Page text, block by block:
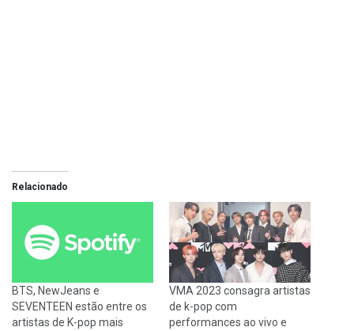
Relacionado
BTS, NewJeans e
SEVENTEEN estão entre os
artistas de K-pop mais
VMA 2023 consagra artistas
de k-pop com
performances ao vivo e